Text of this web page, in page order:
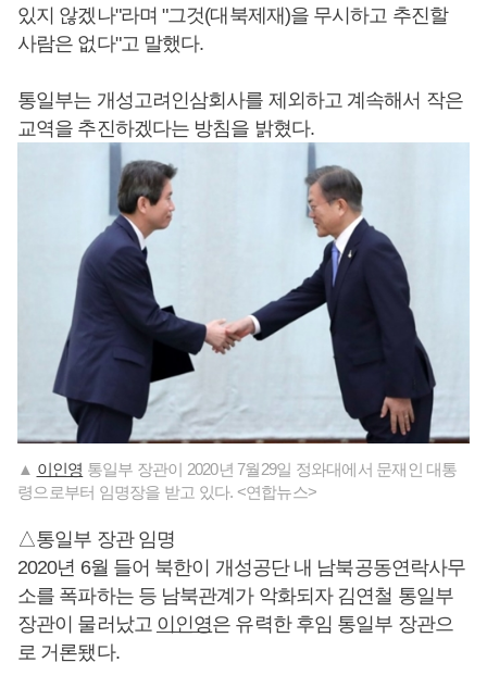
있지 않겠나"라며 "그것(대북제재)을 무시하고 추진할
사람은 없다"고 말했다.
통일부는 개성고려인삼회사를 제외하고 계속해서 작은
교역을 추진하겠다는 방침을 밝혔다.
▲ 이인영 통일부 장관이 2020년 7월29일 정와대에서 문재인 대통
령으로부터 임명장을 받고 있다. <연합뉴스>
△통일부 장관 임명
2020년 6월 들어 북한이 개성공단 내 남북공동연락사무
소를 폭파하는 등 남북관계가 악화되자 김연철 통일부
장관이 물러났고 이인영은 유력한 후임 통일부 장관으
로 거론됐다.